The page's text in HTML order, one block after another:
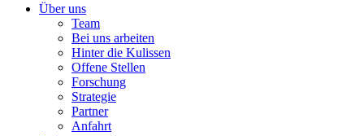
Über uns
Team
Bei uns arbeiten
Hinter die Kulissen
Offene Stellen
Forschung
Strategie
Partner
Anfahrt